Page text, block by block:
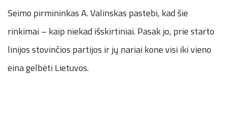
Seimo pirmininkas A. Valinskas pastebi, kad šie
rinkimai – kaip niekad išskirtiniai. Pasak jo, prie starto
linijos stovinčios partijos ir jų nariai kone visi iki vieno
eina gelbėti Lietuvos.